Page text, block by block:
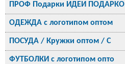
ПРОФ Подарки ИДЕИ ПОДАРКО
ОДЕЖДА с логотипом оптом
ПОСУДА / Кружки оптом / С
ФУТБОЛКИ с логотипом опто